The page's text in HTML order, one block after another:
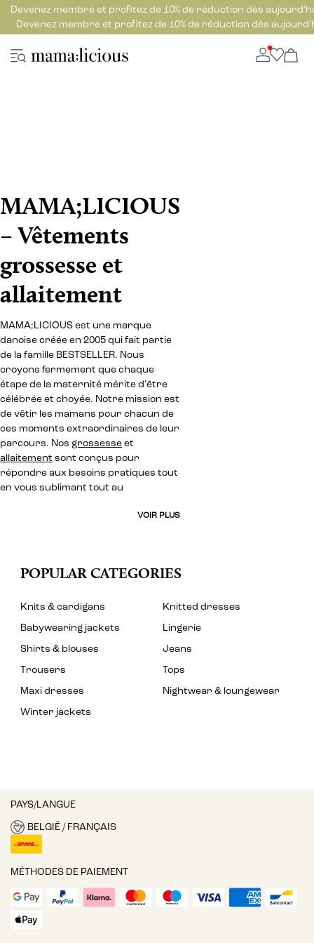
Devenez membre et profitez de 10% de réduction dès
Devenez membre et profitez de 10% de réduction dès
MAMA;LICIOUS
– Vêtements
grossesse et
allaitement
MAMA;LICIOUS est une marque
danoise créée en 2005 qui fait partie
de la famille BESTSELLER. Nous
croyons fermement que chaque
étape de la maternité mérite d'être
célébrée et choyée. Notre mission est
de vêtir les mamans pour chacun de
ces moments extraordinaires de leur
parcours. Nos grossesse et
allaitement sont conçus pour
répondre aux besoins pratiques tout
en vous sublimant tout au
VOIR PLUS
POPULAR CATEGORIES
Knits & cardigans
Knitted dresses
Babywearing jackets
Lingerie
Shirts & blouses
Jeans
Trousers
Tops
Maxi dresses
Nightwear & loungewear
Winter jackets
PAYS/LANGUE
BELGIË / FRANÇAIS
MÉTHODES DE PAIEMENT